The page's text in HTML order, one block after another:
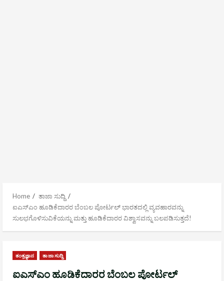
Home
ತಾಜಾ ಸುದ್ದಿ
ಐಎಸ್ಎಂ ಹೂಡಿಕೆದಾರರ ಬೆಂಬಲ ಪೋರ್ಟಲ್ ಭಾರತದಲ್ಲಿ ವ್ಯವಹಾರವನ್ನು
ಸುಲಭಗೊಳಿಸುವಿಕೆಯನ್ನು ಮತ್ತು ಹೂಡಿಕೆದಾರರ ವಿಶ್ವಾಸವನ್ನು ಬಲಪಡಿಸುತ್ತದೆ!
ತಂತ್ರಜ್ಞಾನ ತಾಜಾ ಸುದ್ದಿ
ಐಎಸ್ಎಂ ಹೂಡಿಕೆದಾರರ ಬೆಂಬಲ ಪೋರ್ಟಲ್